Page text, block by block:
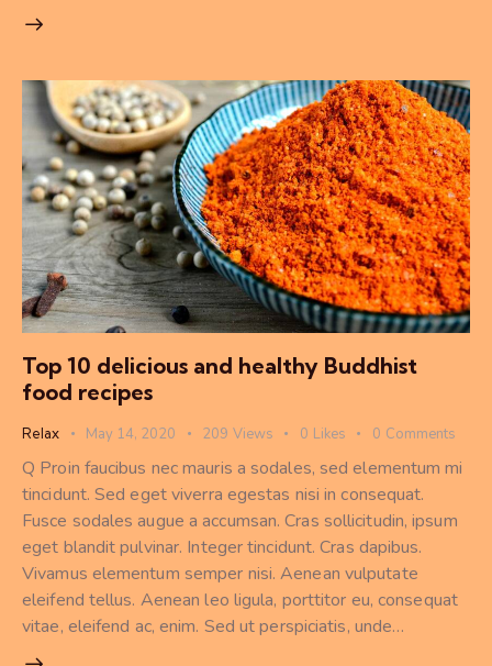
Top 10 delicious and healthy Buddhist
food recipes
Relax May 14, 2020 209 Views 0 Likes 0 Comments
Q Proin faucibus nec mauris a sodales, sed elementum mi
tincidunt. Sed eget viverra egestas nisi in consequat.
Fusce sodales augue a accumsan. Cras sollicitudin, ipsum
eget blandit pulvinar. Integer tincidunt. Cras dapibus.
Vivamus elementum semper nisi. Aenean vulputate
eleifend tellus. Aenean leo ligula, porttitor eu, consequat
vitae, eleifend ac, enim. Sed ut perspiciatis, unde…